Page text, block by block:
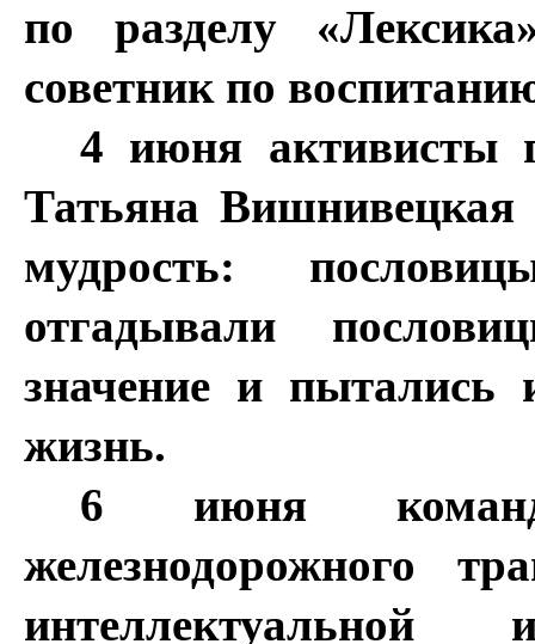
по разделу
советник по
4 июня активисты
Татьяна
мудрость:
отгадывали
значение и пытались
жизнь.
6 июня
железнодорожного